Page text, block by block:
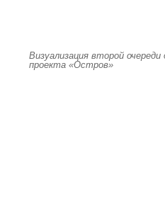
Визуализация второй
проекта «Остров»